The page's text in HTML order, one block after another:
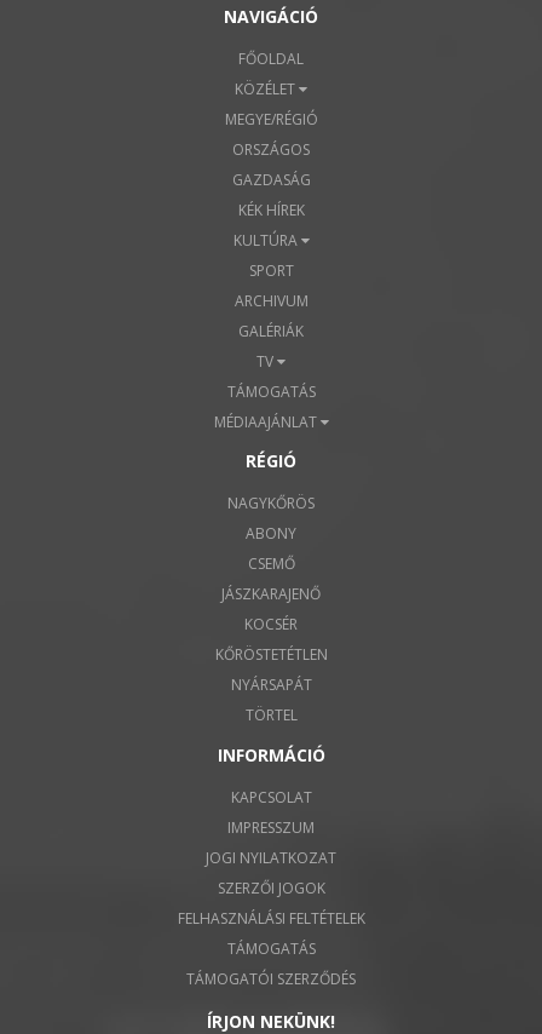
NAVIGÁCIÓ
FŐOLDAL
KÖZÉLET
MEGYE/RÉGIÓ
ORSZÁGOS
GAZDASÁG
KÉK HÍREK
KULTÚRA
SPORT
ARCHIVUM
GALÉRIÁK
TV
TÁMOGATÁS
MÉDIAAJÁNLAT
RÉGIÓ
NAGYKŐRÖS
ABONY
CSEMŐ
JÁSZKARAJENŐ
KOCSÉR
KŐRÖSTETÉTLEN
NYÁRSAPÁT
TÖRTEL
INFORMÁCIÓ
KAPCSOLAT
IMPRESSZUM
JOGI NYILATKOZAT
SZERZŐI JOGOK
FELHASZNÁLÁSI FELTÉTELEK
TÁMOGATÁS
TÁMOGATÓI SZERZŐDÉS
ÍRJON NEKÜNK!